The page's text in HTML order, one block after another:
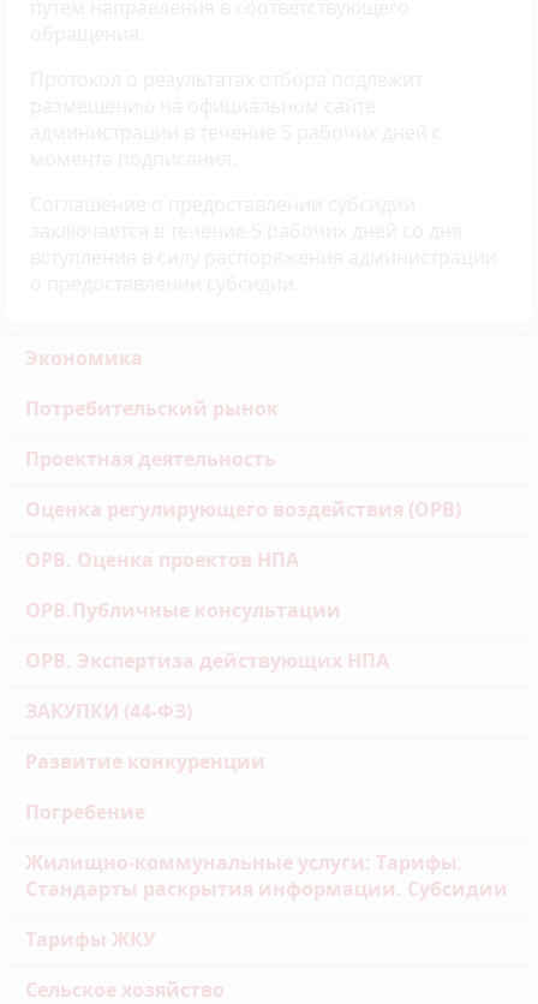
Экономика
Потребительский рынок
Проектная деятельность
Оценка регулирующего воздействия (ОРВ)
ОРВ. Оценка проектов НПА
ОРВ.Публичные консультации
ОРВ. Экспертиза действующих НПА
ЗАКУПКИ (44-ФЗ)
Развитие конкуренции
Погребение
Жилищно-коммунальные услуги: Тарифы.
Стандарты раскрытия информации. Субсидии
Тарифы ЖКУ
Сельское хозяйство